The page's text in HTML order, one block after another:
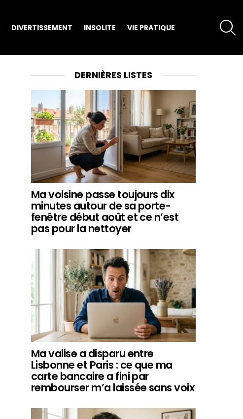
DIVERTISSEMENT INSOLITE VIE PRATIQUE
DERNIÈRES LISTES
Ma voisine passe toujours dix
minutes autour de sa porte-
fenêtre début août et ce n’est
pas pour la nettoyer
Ma valise a disparu entre
Lisbonne et Paris : ce que ma
carte bancaire a fini par
rembourser m’a laissée sans voix